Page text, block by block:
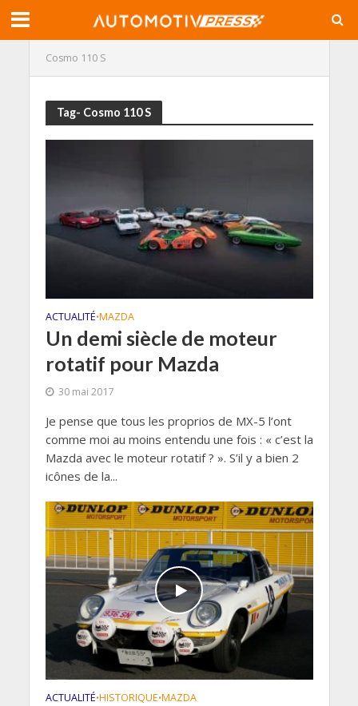
Cosmo 110 S
Tag- Cosmo 110 S
ACTUALITÉ•MAZDA
Un demi siècle de moteur
rotatif pour Mazda
30 mai 2017
Je pense que tous les proprios de MX-5 l’ont
comme moi au moins entendu une fois : « c’est la
Mazda avec le moteur rotatif ? ». S’il y a bien 2
icônes de la...
ACTUALITÉ•HISTORIQUE•MAZDA